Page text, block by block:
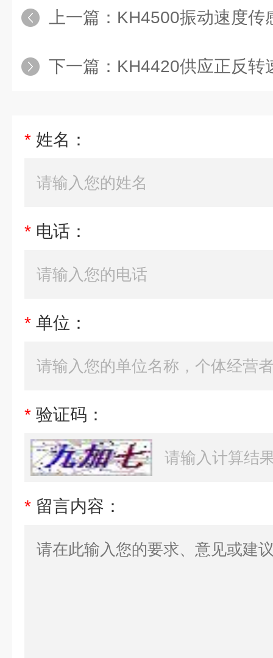
上一篇： KH4500振动速度传
下一篇： KH4420供应正反转
* 姓名：
* 电话：
* 单位：
* 验证码：
* 留言内容：